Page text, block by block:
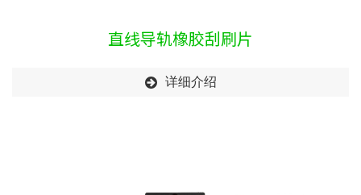
直线导轨橡胶刮刷片
详细介绍